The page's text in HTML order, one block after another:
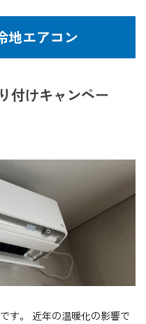
地エアコン
付けキャンペー
す。 近年の温暖化の影響で